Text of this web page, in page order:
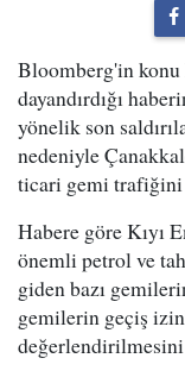
Bloomberg'in
dayandırdığı
yönelik son
nedeniyle
ticari gemi trafiğini
Habere göre Kıyı
önemli petrol ve
giden bazı
gemilerin geçiş